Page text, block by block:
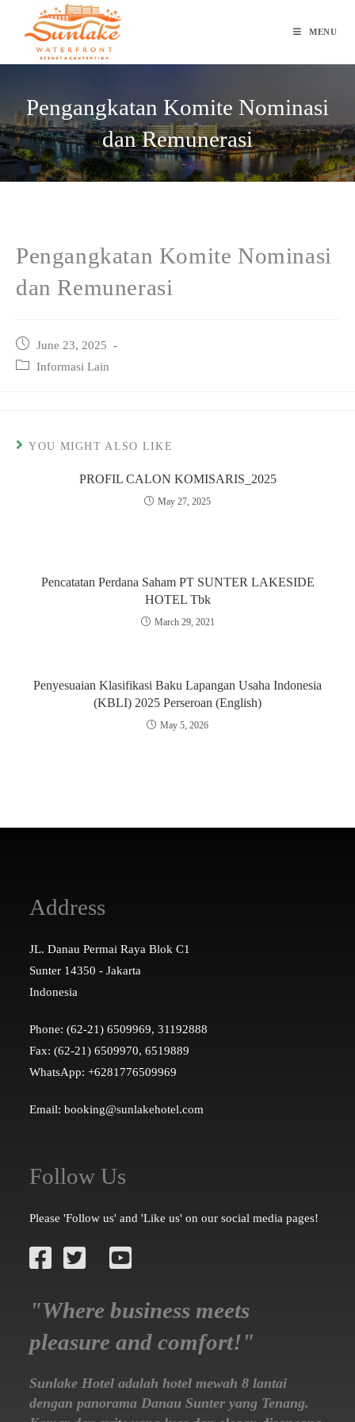
MENU
Pengangkatan Komite Nominasi
dan Remunerasi
Pengangkatan Komite Nominasi
dan Remunerasi
Post
published:
June 23, 2025
Post Informasi Lain
YOU MIGHT ALSO LIKE
PROFIL CALON KOMISARIS_2025
May 27, 2025
Pencatatan Perdana Saham PT SUNTER LAKESIDE
HOTEL Tbk
March 29, 2021
Penyesuaian Klasifikasi Baku Lapangan Usaha Indonesia
(KBLI) 2025 Perseroan (English)
May 5, 2026
Address
JL. Danau Permai Raya Blok C1
Sunter 14350 - Jakarta
Indonesia
Phone: (62-21) 6509969, 31192888
Fax: (62-21) 6509970, 6519889
WhatsApp: +6281776509969
Email: booking@sunlakehotel.com
Follow Us
Please 'Follow us' and 'Like us' on our social media pages!
"Where business meets
pleasure and comfort!"
Sunlake Hotel adalah hotel mewah 8 lantai
dengan panorama Danau Sunter yang Tenang.